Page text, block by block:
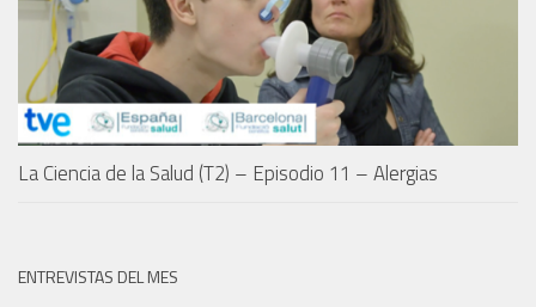
La Ciencia de la Salud (T2) – Episodio 11 – Alergias
ENTREVISTAS DEL MES